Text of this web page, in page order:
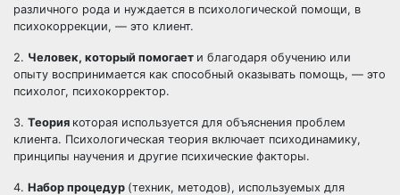
различного рода и нуждается в психологической помощи, в
психокоррекции, — это клиент.
2. Человек, который помогает и благодаря обучению или
опыту воспринимается как способный оказывать помощь, — это
психолог, психокорректор.
3. Теория которая используется для объяснения проблем
клиента. Психологическая теория включает психодинамику,
принципы научения и другие психические факторы.
4. Набор процедур (техник, методов), используемых для